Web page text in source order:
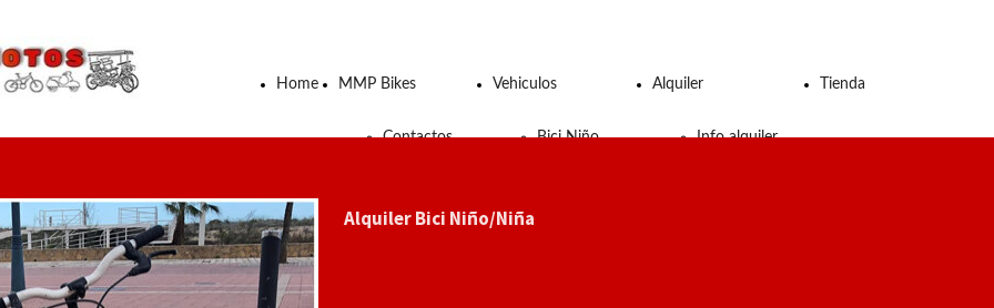
Home MMP Bikes
Contactos
Vehiculos
Bici Niño
Alquiler
Info alquiler
Tienda
Alquiler Bici Niño/Niña